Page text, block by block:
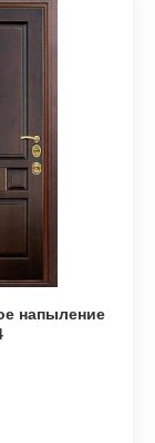
напыление